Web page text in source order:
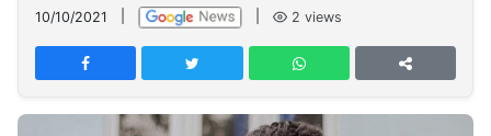
Network
PT
TREETAN
INDONESIA
10/10/2021 2 views